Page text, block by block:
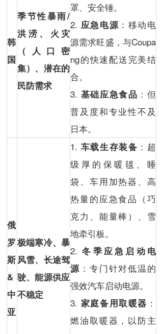
韩
国
季节性暴雨/
洪涝、 火灾
（人口密
集）、潜在的
民防需求
罩、安全锤。
2. 应急电源 ：移动电
源需求旺盛，与Coupa
ng的快速配送完美结
合。
3. 基础应急食品 ：但
普及度和专业性不及
日本。
俄
罗
斯
&
中
亚
极端寒冷、 暴
风雪、 长途驾
驶、能源供应
不稳定
1. 车载生存装备 ：超
级厚的保暖毯、睡
袋、车用加热器、高
热量的应急食品（巧
克力、能量棒）、雪
地牵引板。
2.冬季应急启动电
源 ：专门针对低温的
强效汽车启动电源。
3. 家庭备用取暖器 ：
燃油取暖器，以防主